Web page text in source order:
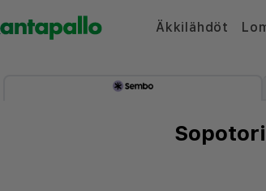
Äkkilähdöt